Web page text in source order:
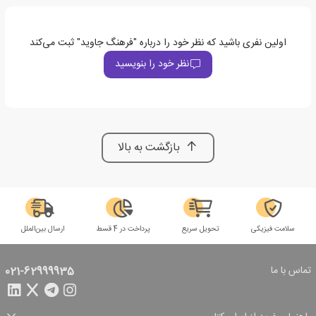
اولین نفری باشید که نظر خود را درباره "فرهنگ جاوید" ثبت می‌کند
نظر خود را بنویسید
بازگشت به بالا
سلامت فیزیکی تحویل سریع پرداخت در 4 قسط ارسال بین‌الملل
تماس با ما 021-62999935